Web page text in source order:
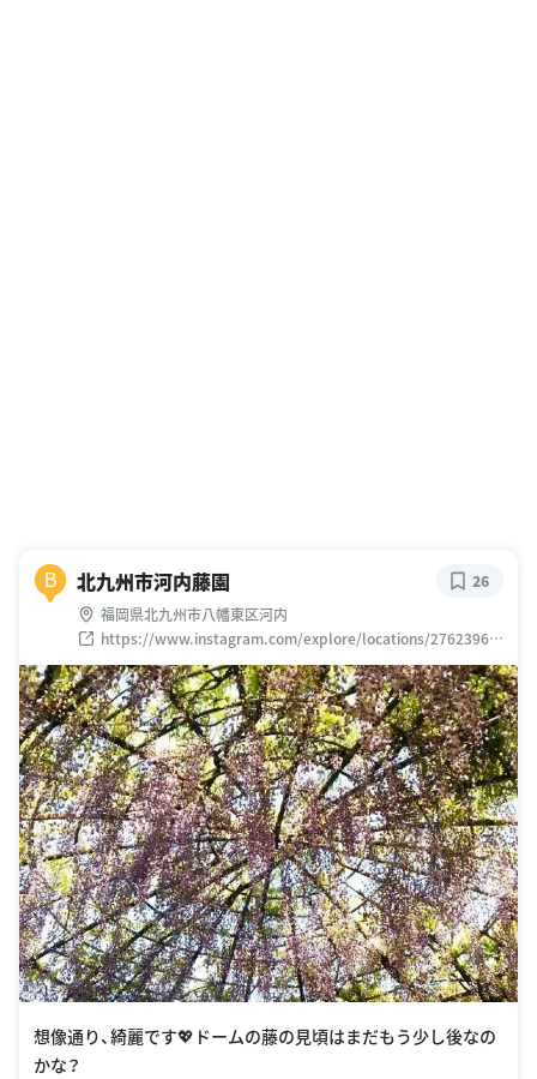
B 北九州市河内藤園
福岡県北九州市八幡東区河内
https://www.instagram.com/explore/locations/27623963
0
26
想像通り、綺麗です💖ドームの藤の見頃はまだもう少し後なの
かな？